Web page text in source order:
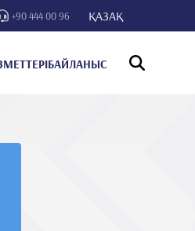
+90 444 00 96 ҚАЗАҚ
БАЙЛАНЫС